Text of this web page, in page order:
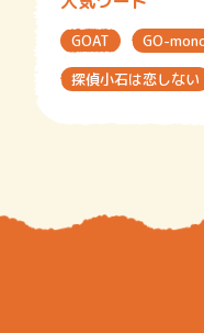
GOAT GO-
探偵小石は恋しない